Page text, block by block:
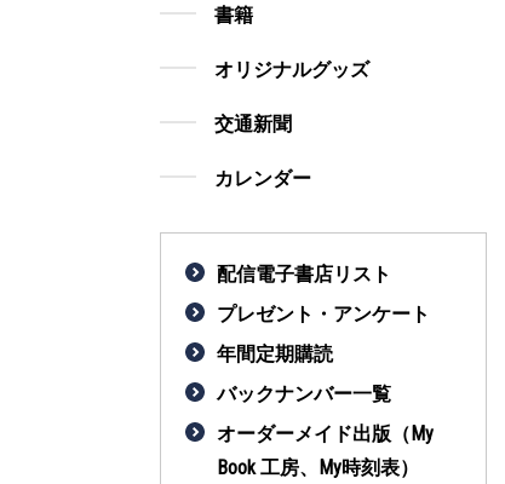
書籍
オリジナルグッズ
交通新聞
カレンダー
配信電子書店リスト
プレゼント・アンケート
年間定期購読
バックナンバー一覧
オーダーメイド出版（My
Book 工房、My時刻表）